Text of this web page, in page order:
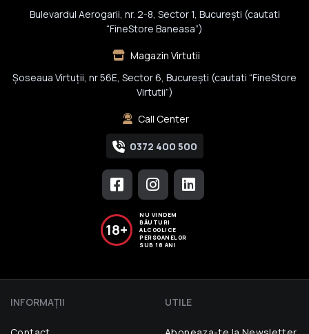
Bulevardul Aerogarii, nr. 2-8, Sector 1, Bucureşti (cautati
“FineStore Baneasa”)
Magazin Virtutii
Șoseaua Virtuții, nr 56E, Sector 6, București (cautati “FineStore
Virtutii”)
Call Center
0372 400 500
18+
NU VINDEM
BĂUTURI
ALCOOLICE
PERSOANELOR
SUB 18 ANI
INFORMAŢII UTILE